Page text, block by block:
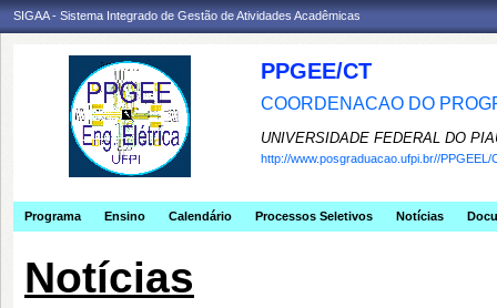
SIGAA - Sistema Integrado de Gestão de Atividades Acadêmicas
PPGEE/CT
COORDENACAO DO
UNIVERSIDADE FEDERAL DO
http://www.posgraduacao.ufpi.br//PPGEEL/
Programa Ensino Calendário Processos Seletivos Notícias
Notícias